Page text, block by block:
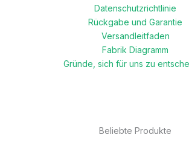
Datenschutzrichtlinie
Rückgabe und Garantie
Versandleitfaden
Fabrik Diagramm
Gründe, sich für uns zu
Beliebte Produkte